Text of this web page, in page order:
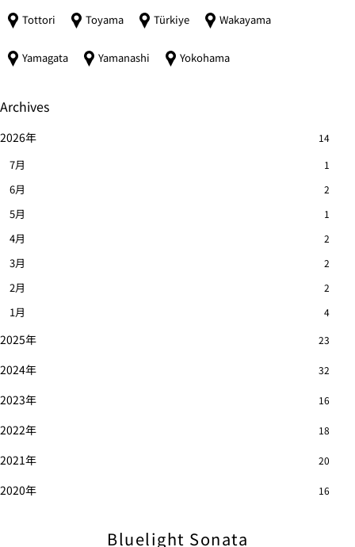
Archives
2026年 14
7月 1
6月 2
5月 1
4月 2
3月 2
2月 2
1月 4
2025年 23
2024年 32
2023年 16
2022年 18
2021年 20
2020年 16
Tottori Toyama Türkiye Wakayama
Yamagata Yamanashi Yokohama
Bluelight Sonata